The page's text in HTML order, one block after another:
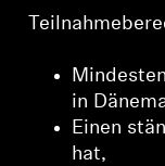
Über uns
Innovationen
Soundspace
in
Einen
hat,